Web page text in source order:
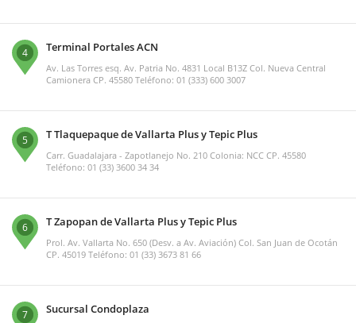
4 Terminal Portales ACN
Av. Las Torres esq. Av. Patria No. 4831 Local B13Z Col. Nueva Central
Camionera CP. 45580 Teléfono: 01 (333) 600 3007
5 T Tlaquepaque de Vallarta Plus y Tepic Plus
Carr. Guadalajara - Zapotlanejo No. 210 Colonia: NCC CP. 45580
Teléfono: 01 (33) 3600 34 34
6 T Zapopan de Vallarta Plus y Tepic Plus
Prol. Av. Vallarta No. 650 (Desv. a Av. Aviación) Col. San Juan de Ocotán
CP. 45019 Teléfono: 01 (33) 3673 81 66
7 Sucursal Condoplaza